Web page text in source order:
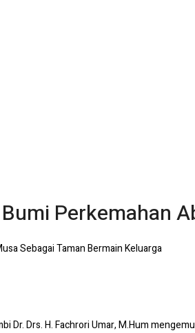
Perkemahan
Sebagai Taman Bermain Keluarga
Dr. Drs. H. Fachrori Umar, M.Hum